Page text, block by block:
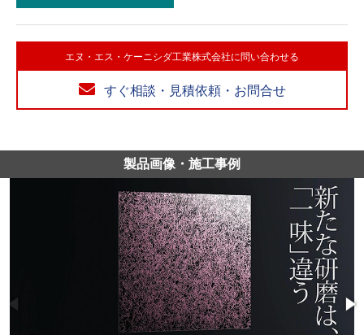
エヌ・エス・ケーニシダ工業株式会社に問い合わせる
すぐ相談・見積依頼・お問合せ
製品画像・施工事例